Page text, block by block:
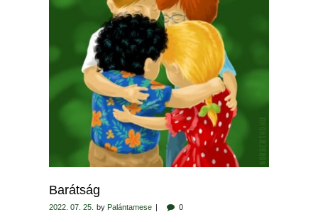
Barátság
2022. 07. 25. by Palántamese 0